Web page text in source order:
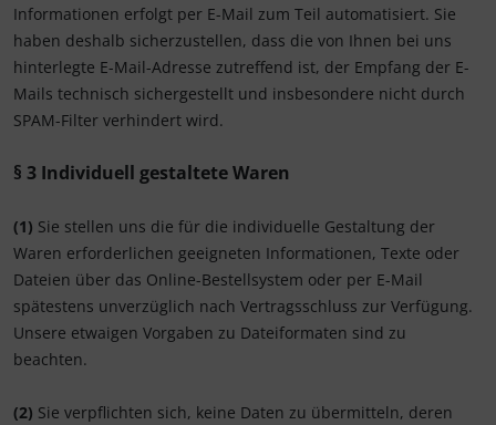
Informationen erfolgt per E-Mail zum Teil automatisiert. Sie
haben deshalb sicherzustellen, dass die von Ihnen bei uns
hinterlegte E-Mail-Adresse zutreffend ist, der Empfang der E-
Mails technisch sichergestellt und insbesondere nicht durch
SPAM-Filter verhindert wird.
§ 3 Individuell gestaltete Waren
(1) Sie stellen uns die für die individuelle Gestaltung der
Waren erforderlichen geeigneten Informationen, Texte oder
Dateien über das Online-Bestellsystem oder per E-Mail
spätestens unverzüglich nach Vertragsschluss zur Verfügung.
Unsere etwaigen Vorgaben zu Dateiformaten sind zu
beachten.
(2) Sie verpflichten sich, keine Daten zu übermitteln, deren